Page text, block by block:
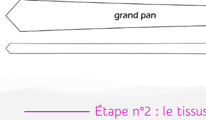
Étape n°2 : le